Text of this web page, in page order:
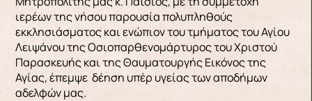
ιερέων της νήσου παρουσία πολυπληθούς
εκκλησιάσματος και ενώπιον του τμήματος του Αγίου
Λειψάνου της Οσιοπαρθενομάρτυρος του Χριστού
Παρασκευής και της Θαυματουργής Εικόνος της
Αγίας, έπεμψε δέηση υπέρ υγείας των αποδήμων
αδελφών μας.